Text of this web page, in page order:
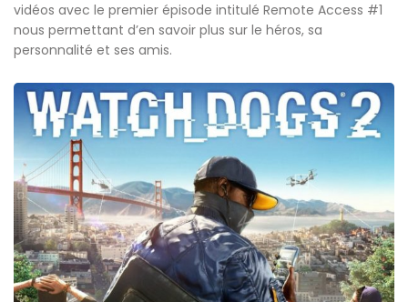
vidéos avec le premier épisode intitulé Remote Access #1
nous permettant d’en savoir plus sur le héros, sa
personnalité et ses amis.